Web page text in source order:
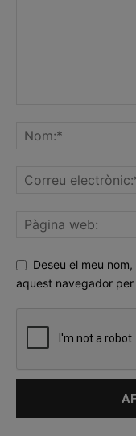
Deseu el meu
aquest navegador